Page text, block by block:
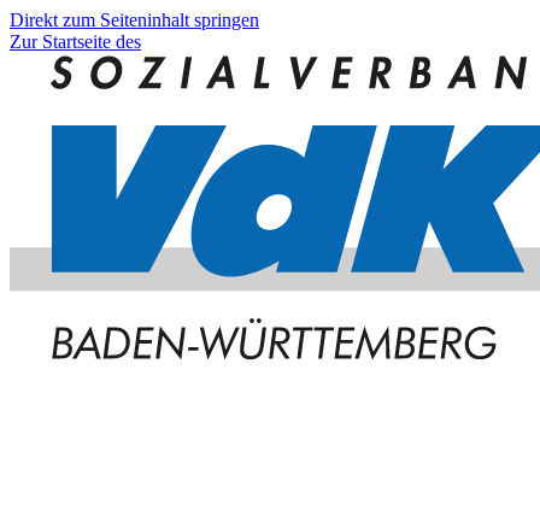
Direkt zum Seiteninhalt springen
Zur Startseite des